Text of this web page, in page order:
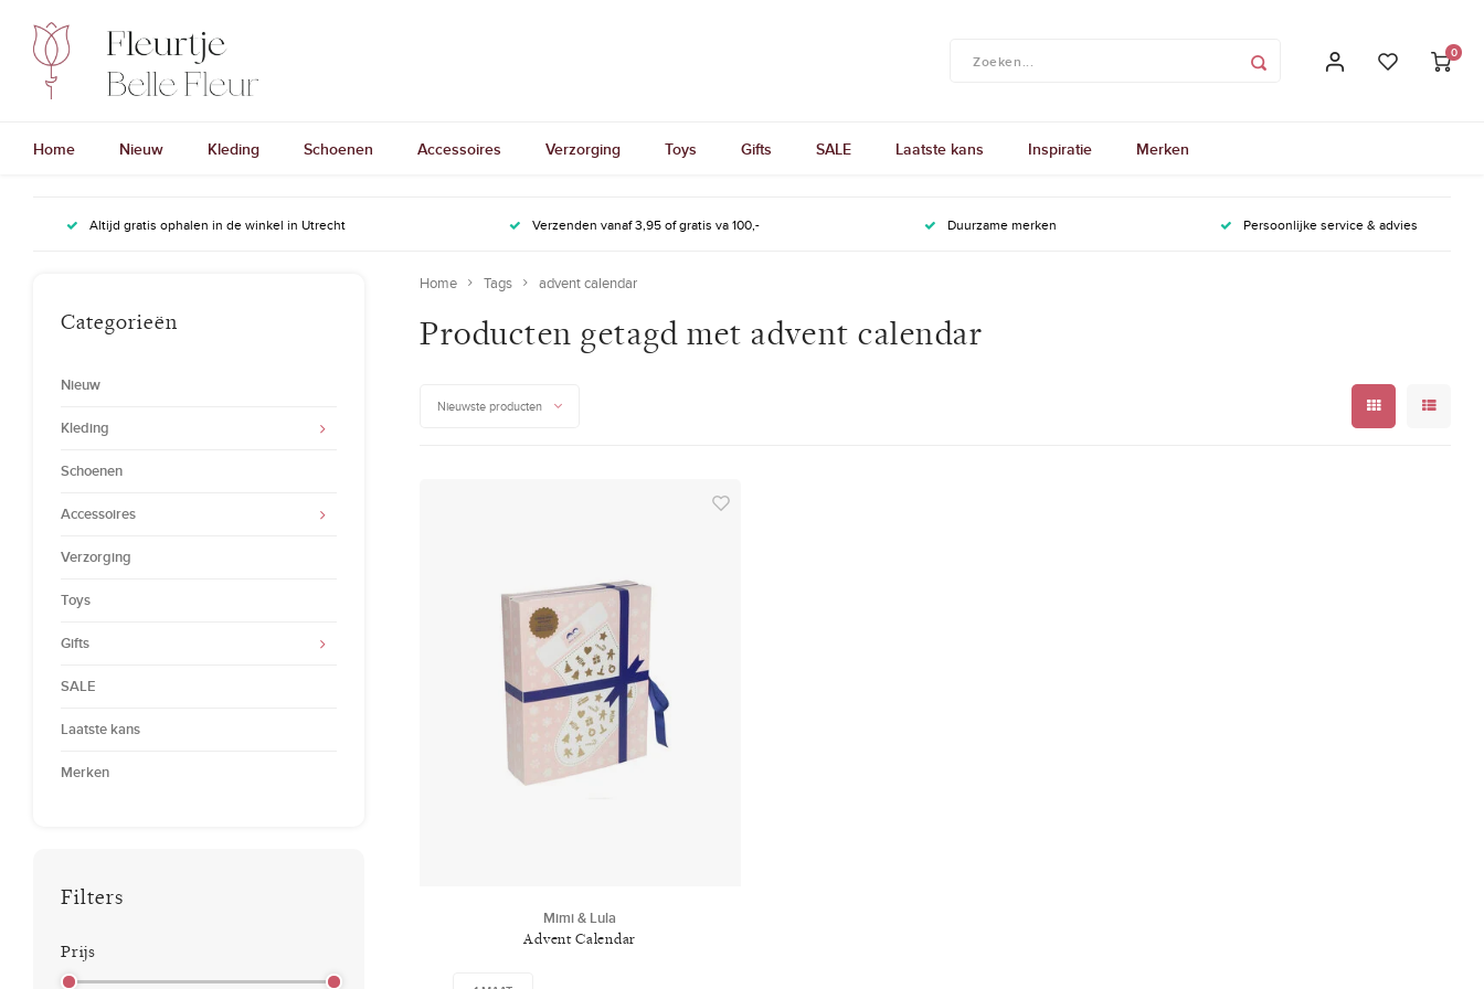
0
Home Nieuw Kleding Schoenen Accessoires Verzorging Toys Gifts SALE Laatste kans Inspiratie Merken
Altijd gratis ophalen in de winkel in Utrecht Verzenden vanaf 3,95 of gratis va 100,- Duurzame merken Persoonlijke service & advies
Categorieën
Nieuw
Kleding
Schoenen
Accessoires
Verzorging
Toys
Gifts
SALE
Laatste kans
Merken
Filters
Prijs
Home Tags advent calendar
Producten getagd met advent calendar
Nieuwste producten
Mimi & Lula
Advent Calendar